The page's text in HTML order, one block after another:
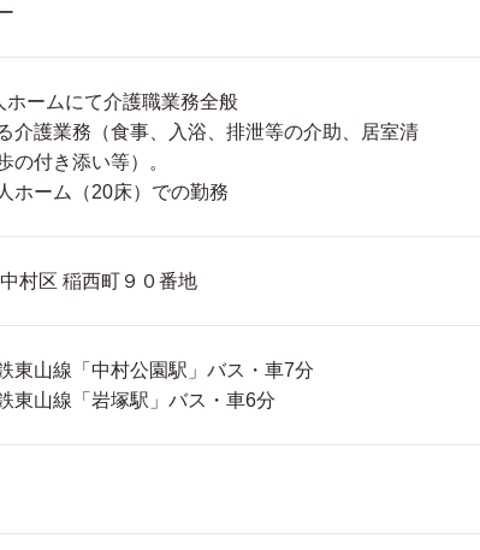
ホームにて介護職業務全般
介護業務（食事、入浴、排泄等の介助、居室清
の付き添い等）。
ホーム（20床）での勤務
村区 稲西町９０番地
東山線「中村公園駅」バス・車7分
東山線「岩塚駅」バス・車6分